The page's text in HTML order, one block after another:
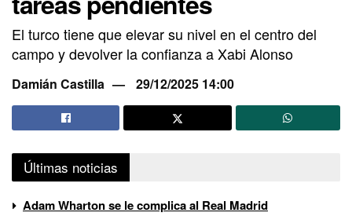
El turco tiene que elevar su nivel en el centro del
campo y devolver la confianza a Xabi Alonso
Damián Castilla 29/12/2025 14:00
Últimas noticias
Adam Wharton se le complica al Real Madrid